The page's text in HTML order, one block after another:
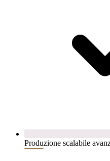
Produzione scalabile